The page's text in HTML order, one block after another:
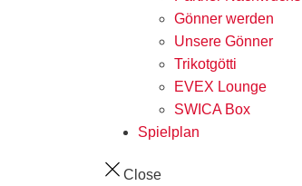
Gönner werden
Unsere Gönner
Trikotgötti
EVEX Lounge
SWICA Box
Spielplan
Close